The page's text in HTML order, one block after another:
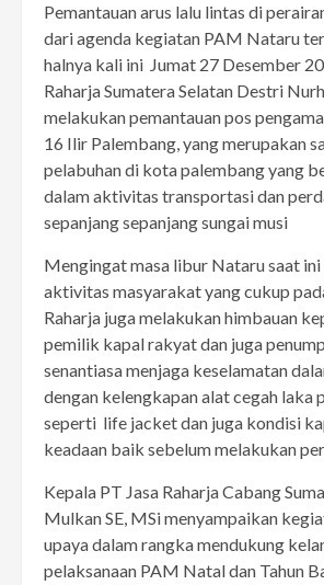
Pemantauan arus lalu lintas di
dari agenda kegiatan PAM Nataru
halnya kali ini Jumat 27 Desember
Raharja Sumatera Selatan Destri
melakukan pemantauan pos
16 Ilir Palembang, yang merupakan
pelabuhan di kota palembang yang
dalam aktivitas transportasi dan
sepanjang sepanjang sungai musi
Mengingat masa libur Nataru saat ini
aktivitas masyarakat yang cukup
Raharja juga melakukan himbauan
pemilik kapal rakyat dan juga
senantiasa menjaga keselamatan
dengan kelengkapan alat cegah laka
seperti life jacket dan juga kondisi
keadaan baik sebelum melakukan
Kepala PT Jasa Raharja Cabang
Mulkan SE, MSi menyampaikan
upaya dalam rangka mendukung
pelaksanaan PAM Natal dan Tahun